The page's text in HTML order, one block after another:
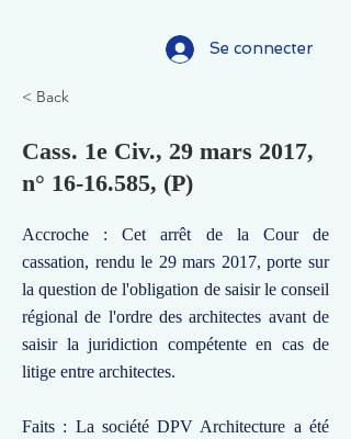
Se connecter
< Back
Cass. 1e Civ., 29 mars 2017,
n° 16-16.585, (P)
Accroche : Cet arrêt de la Cour de
cassation, rendu le 29 mars 2017, porte sur
la question de l'obligation de saisir le conseil
régional de l'ordre des architectes avant de
saisir la juridiction compétente en cas de
litige entre architectes.
Faits : La société DPV Architecture a été